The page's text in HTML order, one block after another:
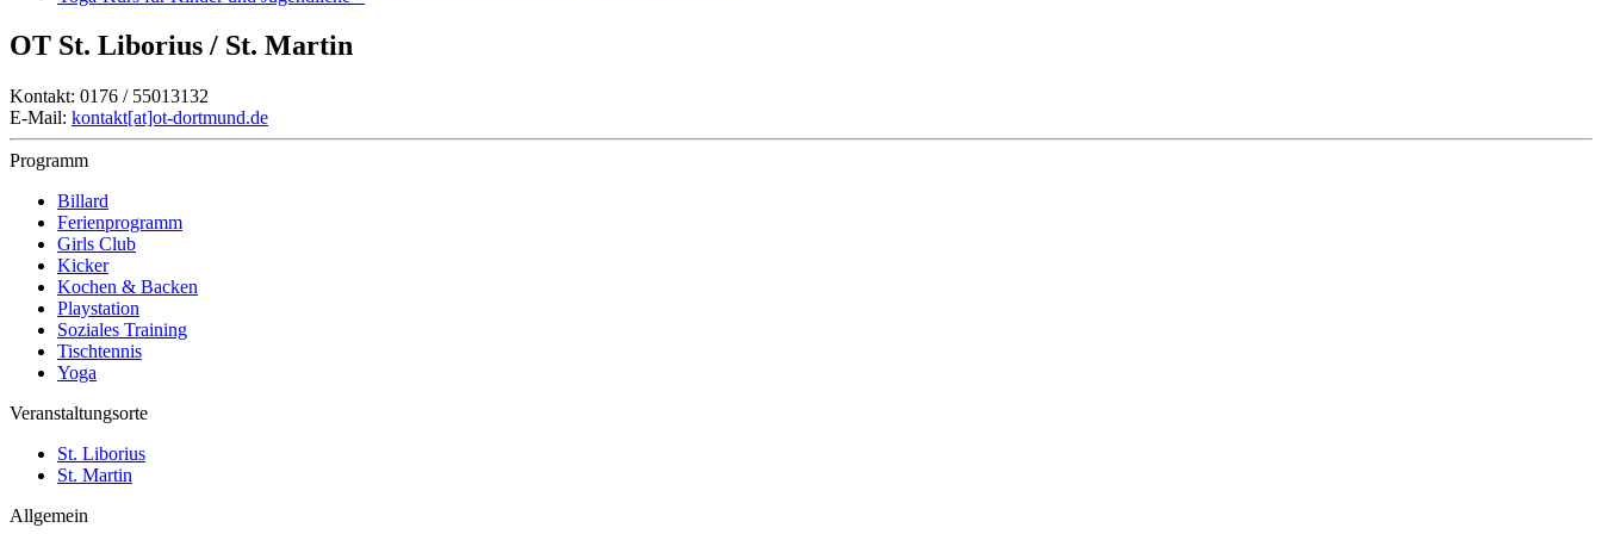
OT St. Liborius / St. Martin
Kontakt: 0176 / 55013132
E-Mail: kontakt[at]ot-dortmund.de
Programm
Billard
Ferienprogramm
Girls Club
Kicker
Kochen & Backen
Playstation
Soziales Training
Tischtennis
Yoga
Veranstaltungsorte
St. Liborius
St. Martin
Allgemein